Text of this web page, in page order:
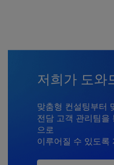
저희가 도와
맞춤형 컨설팅부터
전담 고객 관리팀을
으로
이루어질 수 있도록